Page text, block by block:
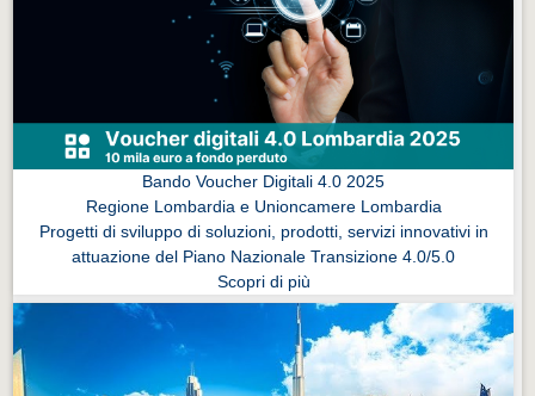
Eventi Vigevano
Eventi Pavia
Bando Voucher Digitali 4.0 2025
Regione Lombardia e Unioncamere Lombardia
Progetti di sviluppo di soluzioni, prodotti, servizi innovativi in
attuazione del Piano Nazionale Transizione 4.0/5.0
Scopri di più